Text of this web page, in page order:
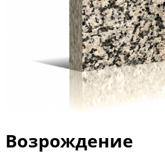
Возрождение